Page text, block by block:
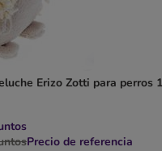
Erizo Zotti para perros
Precio de referencia